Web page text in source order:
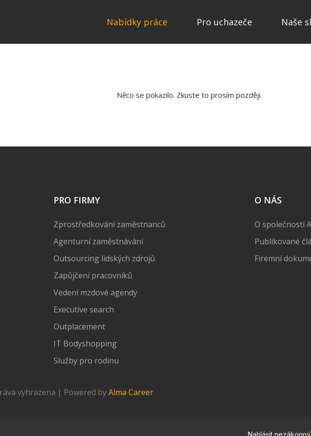
Nabídky práce Pro uchazeče Naše
Něco se pokazilo. Zkuste to prosím později.
PRO FIRMY
Zprostředkování zaměstnanců
Agenturní zaměstnávání
Outsourcing lidských zdrojů
Zapůjčení pracovníků
Vedení mzdové agendy
Executive search
Outplacement
IT Bodyshopping
Služby pro rodinu
O NÁS
O společnosti
Publikované
Firemní
vyhrazena | Powered byAlma Career
Nahlásit